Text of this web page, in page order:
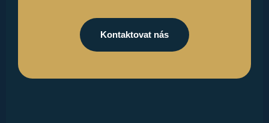
Kontaktovat nás